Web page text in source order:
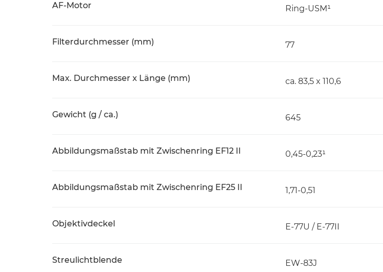
AF-Motor Ring-USM¹
Filterdurchmesser (mm) 77
Max. Durchmesser x Länge (mm) ca. 83,5 x 110,6
Gewicht (g / ca.) 645
Abbildungsmaßstab mit Zwischenring EF12 II 0,45-0,23¹
Abbildungsmaßstab mit Zwischenring EF25 II 1,71-0,51
Objektivdeckel E-77U / E-77II
Streulichtblende EW-83J